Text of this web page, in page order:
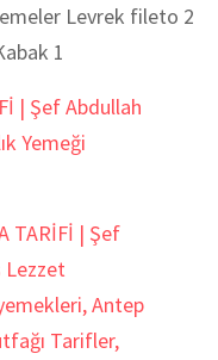
Levrek fileto 2
1
| Şef Abdullah
Yemeği
,Antep
Tarifler,